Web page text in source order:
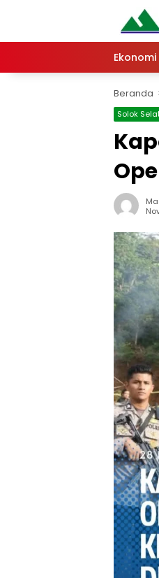
Ekonomi
Beranda
Solok